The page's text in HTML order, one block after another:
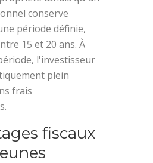
conserve
période définie,
15 et 20 ans. À
l'investisseur
plein
frais
fiscaux